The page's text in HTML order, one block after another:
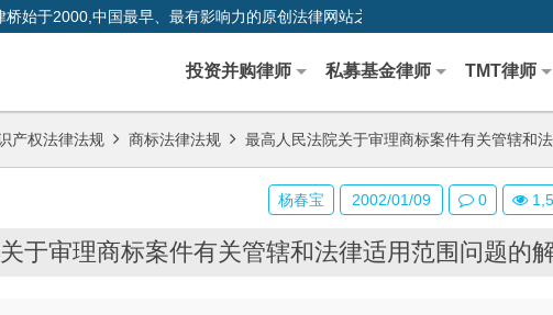
始于2000,中国最早、最有影响力的原创法律网站之一
投资并购律师 私募基金律师 TMT律师
产权法律法规 商标法律法规 最高人民法院关于审理商标案件有关管辖和
于审理商标案件有关管辖和法律适用范围问题的
杨春宝 2002/01/09 0